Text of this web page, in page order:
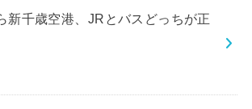
新千歳空港、JRとバスどっちが正